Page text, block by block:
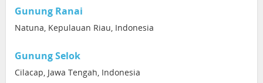
Gunung Ranai
Natuna, Kepulauan Riau, Indonesia
Gunung Selok
Cilacap, Jawa Tengah, Indonesia